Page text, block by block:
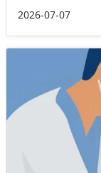
2026-07-07